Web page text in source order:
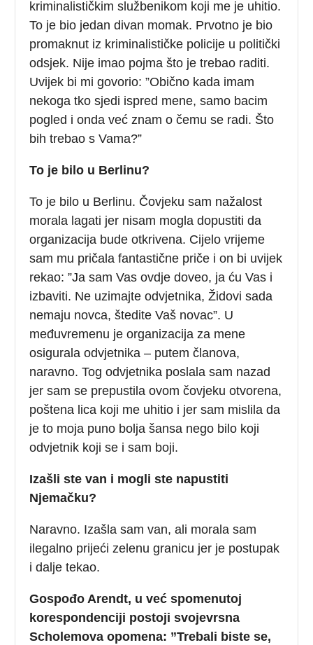
kriminalističkim službenikom koji me je uhitio.
To je bio jedan divan momak. Prvotno je bio
promaknut iz kriminalističke policije u politički
odsjek. Nije imao pojma što je trebao raditi.
Uvijek bi mi govorio: ”Obično kada imam
nekoga tko sjedi ispred mene, samo bacim
pogled i onda već znam o čemu se radi. Što
bih trebao s Vama?”
To je bilo u Berlinu?
To je bilo u Berlinu. Čovjeku sam nažalost
morala lagati jer nisam mogla dopustiti da
organizacija bude otkrivena. Cijelo vrijeme
sam mu pričala fantastične priče i on bi uvijek
rekao: ”Ja sam Vas ovdje doveo, ja ću Vas i
izbaviti. Ne uzimajte odvjetnika, Židovi sada
nemaju novca, štedite Vaš novac”. U
međuvremenu je organizacija za mene
osigurala odvjetnika – putem članova,
naravno. Tog odvjetnika poslala sam nazad
jer sam se prepustila ovom čovjeku otvorena,
poštena lica koji me uhitio i jer sam mislila da
je to moja puno bolja šansa nego bilo koji
odvjetnik koji se i sam boji.
Izašli ste van i mogli ste napustiti
Njemačku?
Naravno. Izašla sam van, ali morala sam
ilegalno prijeći zelenu granicu jer je postupak
i dalje tekao.
Gospođo Arendt, u već spomenutoj
korespondenciji postoji svojevrsna
Scholemova opomena: ”Trebali biste se,